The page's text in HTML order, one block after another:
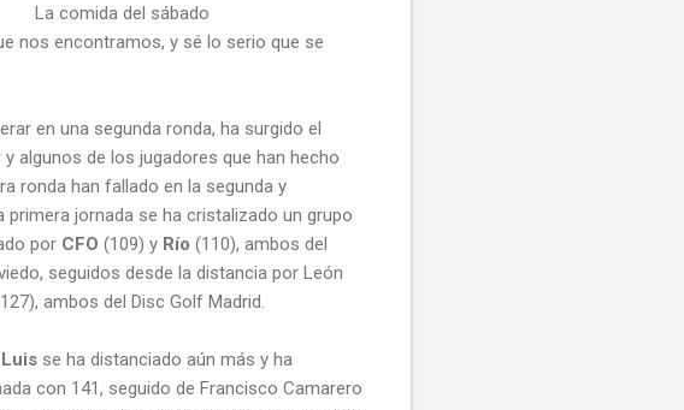
La comida del sábado
nos encontramos, y sé lo serio que se
en una segunda ronda, ha surgido el
algunos de los jugadores que han hecho
ronda han fallado en la segunda y
primera jornada se ha cristalizado un grupo
por CFO (109) y Río (110), ambos del
seguidos desde la distancia por León
ambos del Disc Golf Madrid.
Luis se ha distanciado aún más y ha
con 141, seguido de Francisco Camarero